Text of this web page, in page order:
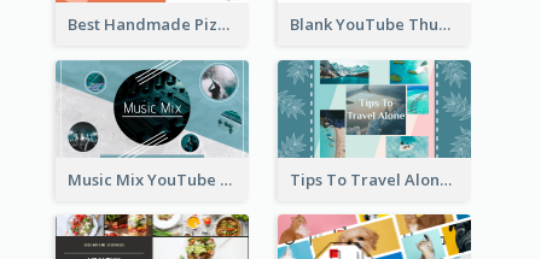
Best Handmade Pizza Recipe YouTube Thumbnail Blank YouTube Thumbnail
Music Mix YouTube Thumbnail Tips To Travel Alone YouTube Thumbnail